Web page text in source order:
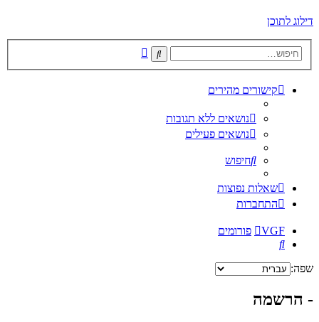
דילוג לתוכן
חיפוש
קישורים מהירים
נושאים ללא תגובות
נושאים פעילים
חיפוש
שאלות נפוצות
התחברות
VGF
פורומים
חיפוש
שפה:
- הרשמה